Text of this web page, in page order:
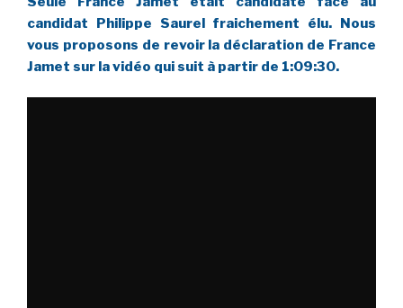
candidat Philippe Saurel fraichement élu. Nous
vous proposons de revoir la déclaration de France
Jamet sur la vidéo qui suit à partir de 1:09:30.